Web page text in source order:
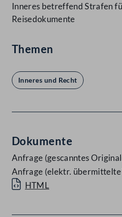
Inneres betreffend Strafen
Reisedokumente
Themen
Inneres und Recht
Dokumente
Anfrage (gescanntes
Anfrage (elektr. übermittelte
HTML